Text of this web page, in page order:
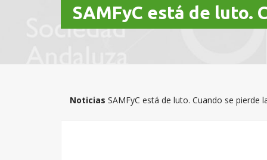
SAMFyC está de luto.
Noticias SAMFyC está de luto. Cuando se pierde